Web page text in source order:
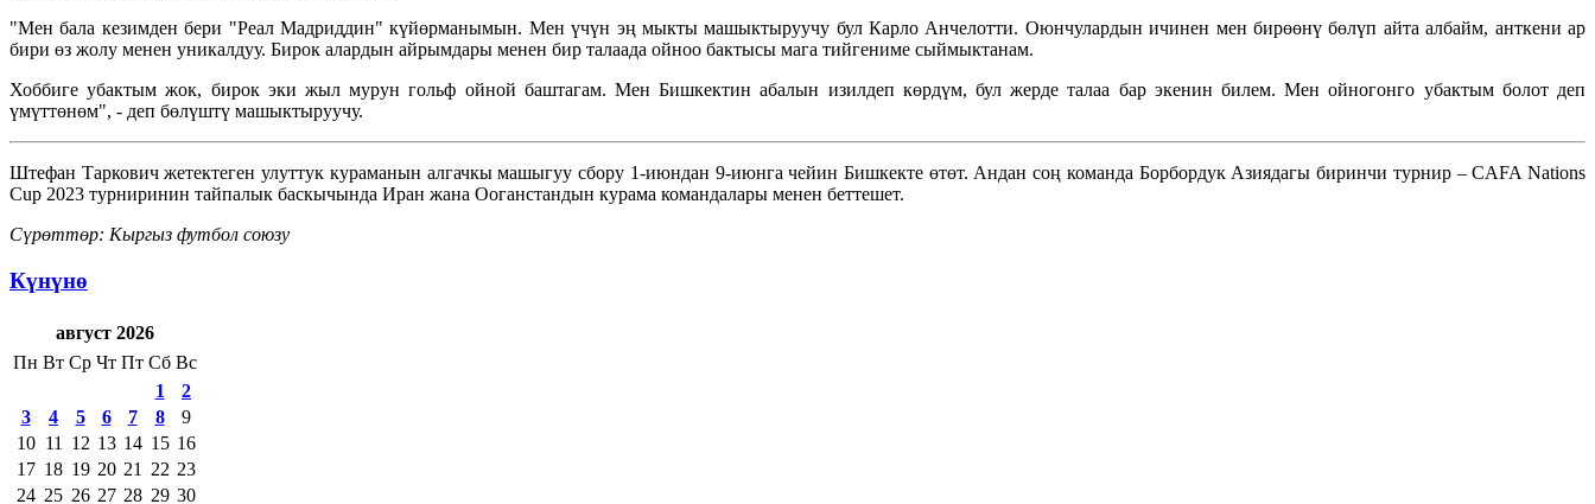
"Мен бала кезимден бери "Реал Мадриддин" күйөрманымын. Мен үчүн эң мыкты машыктыруучу бул Карло Анчелотти. Оюнчулардын ичинен мен бирөөнү бөлүп айта албайм, анткени ар
бири өз жолу менен уникалдуу. Бирок алардын айрымдары менен бир талаада ойноо бактысы мага тийгениме сыймыктанам.
Хоббиге убактым жок, бирок эки жыл мурун гольф ойной баштагам. Мен Бишкектин абалын изилдеп көрдүм, бул жерде талаа бар экенин билем. Мен ойногонго убактым болот деп
үмүттөнөм", - деп бөлүштү машыктыруучу.
Штефан Таркович жетектеген улуттук кураманын алгачкы машыгуу сбору 1-июндан 9-июнга чейин Бишкекте өтөт. Андан соң команда Борбордук Азиядагы биринчи турнир – CAFA Nations
Cup 2023 турниринин тайпалык баскычында Иран жана Ооганстандын курама командалары менен беттешет.
Сүрөттөр: Кыргыз футбол союзу
Күнүнө
август 2026
Пн Вт Ср Чт Пт Сб Вс
1
2
3
4 5 6 7 8
9
10 11 12 13 14 15 16
17 18 19 20 21 22 23
24 25 26 27 28 29 30